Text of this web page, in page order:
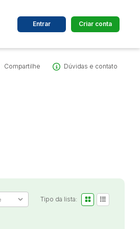
Entrar Criar conta
Compartilhe Dúvidas e contato
Tipo da lista: